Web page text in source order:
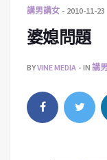
講男講女 2010-11-23
婆媳問題
BYVINE MEDIA IN 講